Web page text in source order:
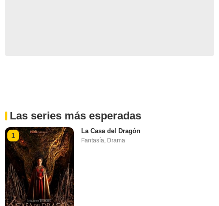
Las series más esperadas
1
La Casa del Dragón
Fantasía, Drama